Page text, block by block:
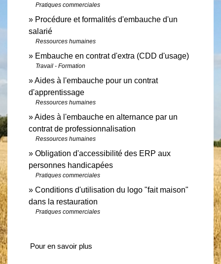
Pratiques commerciales
Procédure et formalités d'embauche d'un
salarié
Ressources humaines
Embauche en contrat d'extra (CDD d'usage)
Travail - Formation
Aides à l'embauche pour un contrat
d'apprentissage
Ressources humaines
Aides à l'embauche en alternance par un
contrat de professionnalisation
Ressources humaines
Obligation d'accessibilité des ERP aux
personnes handicapées
Pratiques commerciales
Conditions d'utilisation du logo "fait maison"
dans la restauration
Pratiques commerciales
Pour en savoir plus